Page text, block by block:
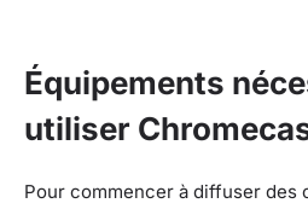
Équipements
utiliser
Pour commencer à diffuser des